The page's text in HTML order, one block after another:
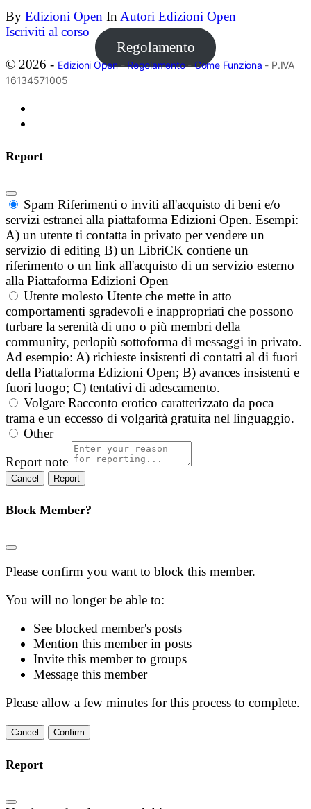
By Edizioni Open In Autori Edizioni Open
Iscriviti al corso
Regolamento
© 2026 - Edizioni Open-Regolamento-Come Funziona - P.IVA
16134571005
Report
Spam Riferimenti o inviti all'acquisto di beni e/o
servizi estranei alla piattaforma Edizioni Open. Esempi:
A) un utente ti contatta in privato per vendere un
servizio di editing B) un LibriCK contiene un
riferimento o un link all'acquisto di un servizio esterno
alla Piattaforma Edizioni Open
Utente molesto Utente che mette in atto
comportamenti sgradevoli e inappropriati che possono
turbare la serenità di uno o più membri della
community, perlopiù sottoforma di messaggi in privato.
Ad esempio: A) richieste insistenti di contatti al di fuori
della Piattaforma Edizioni Open; B) avances insistenti e
fuori luogo; C) tentativi di adescamento.
Volgare Racconto erotico caratterizzato da poca
trama e un eccesso di volgarità gratuita nel linguaggio.
Other
Report note
Report
Block Member?
Please confirm you want to block this member.
You will no longer be able to:
See blocked member's posts
Mention this member in posts
Invite this member to groups
Message this member
Please allow a few minutes for this process to complete.
Confirm
Report